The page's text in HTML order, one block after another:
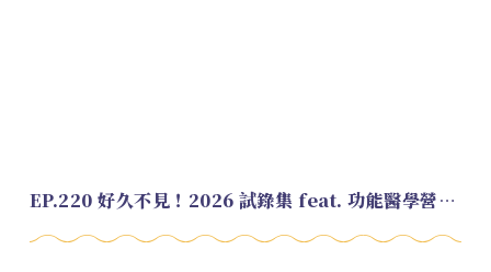
EP.220 好久不見！2026 試錄集 feat. 功能醫學營養師 美寶